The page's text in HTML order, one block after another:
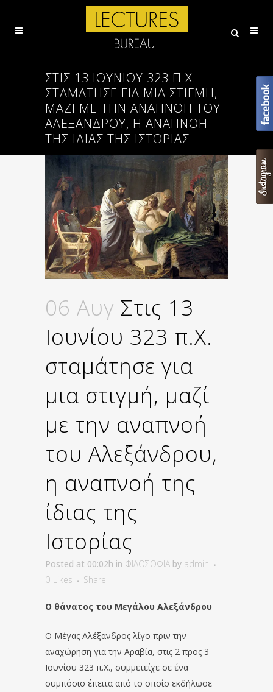
ΣΤΙΣ 13 ΙΟΥΝΊΟΥ 323 Π.X.
ΣΤΑΜΆΤΗΣΕ ΓΙΑ ΜΙΑ ΣΤΙΓΜΉ,
ΜΑΖΊ ΜΕ ΤΗΝ ΑΝΑΠΝΟΉ ΤΟΥ
ΑΛΕΞΆΝΔΡΟΥ, Η ΑΝΑΠΝΟΉ
ΤΗΣ ΊΔΙΑΣ ΤΗΣ ΙΣΤΟΡΊΑΣ
06 Αυγ Στις 13
Ιουνίου 323 π.X.
σταμάτησε για
μια στιγμή, μαζί
με την αναπνοή
του Αλεξάνδρου,
η αναπνοή της
ίδιας της
Ιστορίας
Posted at 00:02h in ΦΙΛΟΣΟΦΙΑ by admin
0 Likes Share
Ο θάνατος του Μεγάλου Αλεξάνδρου
Ο Μέγας Αλέξανδρος λίγο πριν την
αναχώρηση για την Αραβία, στις 2 προς 3
Ιουνίου 323 π.Χ., συμμετείχε σε ένα
συμπόσιο έπειτα από το οποίο εκδήλωσε